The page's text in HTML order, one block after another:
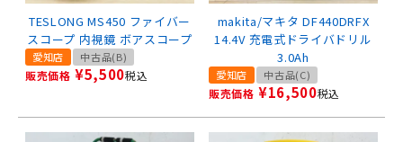
TESLONG MS450 ファイバー
スコープ 内視鏡 ボアスコープ
愛知店 中古品(B)
販売価格 ¥5,500税込
makita/マキタ DF440DRFX
14.4V 充電式ドライバドリル
3.0Ah
愛知店 中古品(C)
販売価格 ¥16,500税込